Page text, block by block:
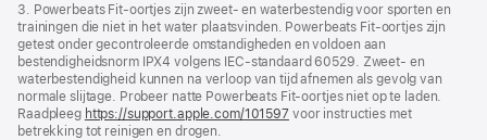
3. Powerbeats Fit-oortjes zijn zweet- en waterbestendig voor sporten en
trainingen die niet in het water plaatsvinden. Powerbeats Fit-oortjes zijn
getest onder gecontroleerde omstandigheden en voldoen aan
bestendigheidsnorm IPX4 volgens IEC-standaard 60529. Zweet- en
waterbestendigheid kunnen na verloop van tijd afnemen als gevolg van
normale slijtage. Probeer natte Powerbeats Fit-oortjes niet op te laden.
Raadpleeg https://support.apple.com/101597voor instructies met
betrekking tot reinigen en drogen.